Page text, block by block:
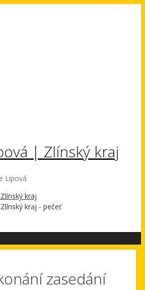
| Zlínský kraj
Lipová
zasedání